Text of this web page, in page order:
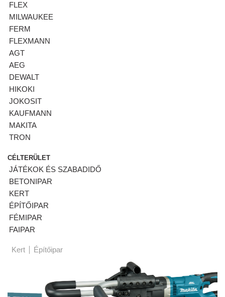
FLEX
MILWAUKEE
FERM
FLEXMANN
AGT
AEG
DEWALT
HIKOKI
JOKOSIT
KAUFMANN
MAKITA
TRON
CÉLTERÜLET
JÁTÉKOK ÉS SZABADIDŐ
BETONIPAR
KERT
ÉPÍTŐIPAR
FÉMIPAR
FAIPAR
Kert Építőipar